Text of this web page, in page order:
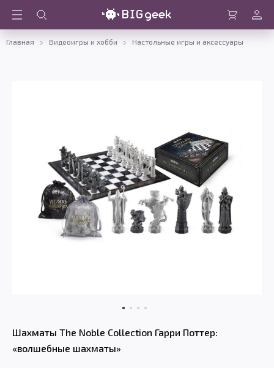
Войти
Главная Видеоигры и хобби Настольные игры и аксессуары
Шахматы The Noble Collection Гарри Поттер:
«волшебные шахматы»